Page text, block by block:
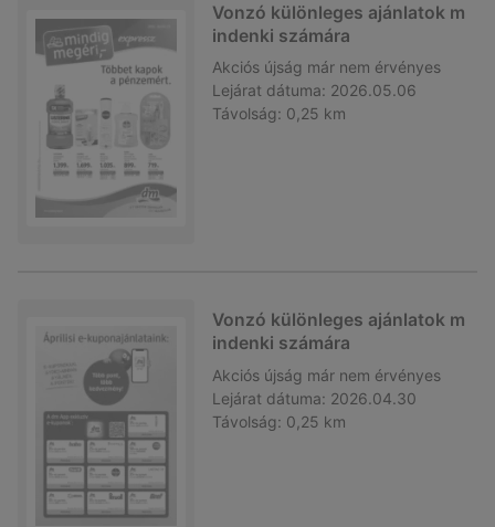
Vonzó különleges ajánlatok m
indenki számára
Akciós újság már nem érvényes
Lejárat dátuma: 2026.05.06
Távolság: 0,25 km
Vonzó különleges ajánlatok m
indenki számára
Akciós újság már nem érvényes
Lejárat dátuma: 2026.04.30
Távolság: 0,25 km